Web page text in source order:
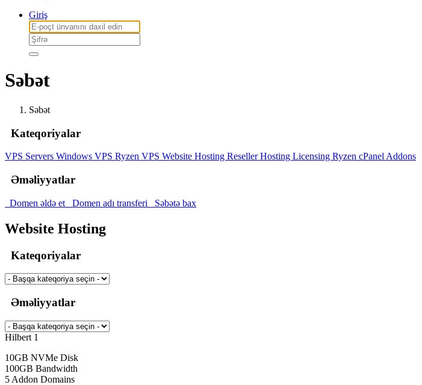
Giriş
Səbət
Səbət
Kateqoriyalar
VPS Servers Windows VPS Ryzen VPS Website Hosting Reseller Hosting Licensing Ryzen cPanel Addons
Əməliyyatlar
Domen əldə et Domen adı transferi Səbətə bax
Website Hosting
Kateqoriyalar
Əməliyyatlar
Hilbert 1
10GB NVMe Disk
100GB Bandwidth
5 Addon Domains